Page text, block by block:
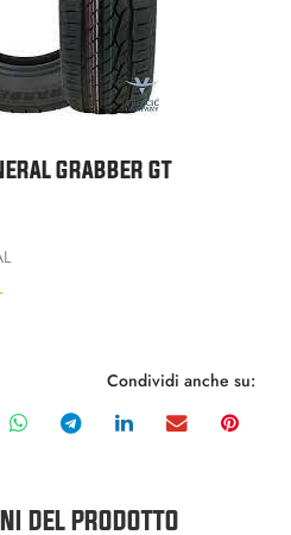
GRABBER GT
Condividi anche su:
DEL PRODOTTO